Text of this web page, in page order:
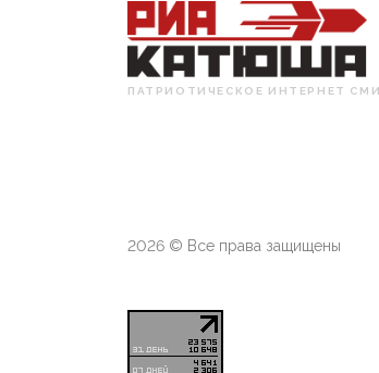
ПАТРИОТИЧЕСКОЕ ИНТЕРНЕТ СМИ
2026 © Все права защищены